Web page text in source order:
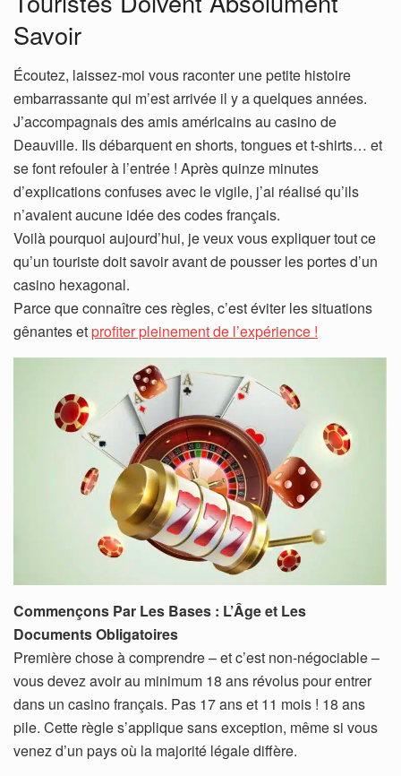
Savoir
Écoutez, laissez-moi vous raconter une petite histoire
embarrassante qui m’est arrivée il y a quelques années.
J’accompagnais des amis américains au casino de
Deauville. Ils débarquent en shorts, tongues et t-shirts… et
se font refouler à l’entrée ! Après quinze minutes
d’explications confuses avec le vigile, j’ai réalisé qu’ils
n’avaient aucune idée des codes français.
Voilà pourquoi aujourd’hui, je veux vous expliquer tout ce
qu’un touriste doit savoir avant de pousser les portes d’un
casino hexagonal.
Parce que connaître ces règles, c’est éviter les situations
gênantes etprofiter pleinement de l’expérience !
Commençons Par Les Bases : L’Âge et Les
Documents Obligatoires
Première chose à comprendre – et c’est non-négociable –
vous devez avoir au minimum 18 ans révolus pour entrer
dans un casino français. Pas 17 ans et 11 mois ! 18 ans
pile. Cette règle s’applique sans exception, même si vous
venez d’un pays où la majorité légale diffère.